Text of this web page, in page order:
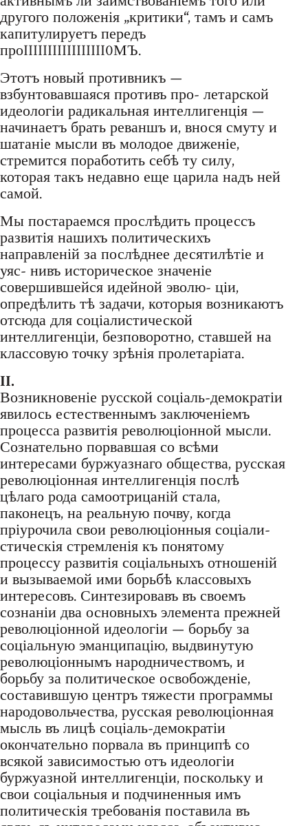
другого положенія „критики“, тамъ и самъ
капитулируетъ передъ
проIIIIIIIIIIIIIIIII0МЪ.
Этотъ новый противникъ —
взбунтовавшаяся противъ про- летарской
идеологіи радикальная интеллигенція —
начинаетъ брать реваншъ и, внося смуту и
шатаніе мысли въ молодое движеніе,
стремится поработить себѣ ту силу,
которая такъ недавно еще царила надъ ней
самой.
Мы постараемся прослѣдить процессъ
развитія нашихъ политическихъ
направленій за послѣднее десятилѣтіе и
уяс- нивъ историческое значеніе
совершившейся идейной эволю- ціи,
опредѣлить тѣ задачи, которыя возникаютъ
отсюда для соціалистической
интеллигенціи, безповоротно, ставшей на
классовую точку зрѣнія пролетаріата.
II.
Возникновеніе русской соціаль-демократіи
явилось естественнымъ заключеніемъ
процесса развитія революціонной мысли.
Сознательно порвавшая со всѣми
интересами буржуазнаго общества, русская
революціонная интеллигенція послѣ
цѣлаго рода самоотрицаній стала,
паконецъ, на реальную почву, когда
пріурочила свои революціонныя соціали-
стическія стремленія къ понятому
процессу развитія соціальныхъ отношеній
и вызываемой ими борьбѣ классовыхъ
интересовъ. Синтезировавъ въ своемъ
сознаніи два основныхъ элемента прежней
революціонной идеологіи — борьбу за
соціальную эманципацію, выдвинутую
революціоннымъ народничествомъ, и
борьбу за политическое освобожденіе,
составившую центръ тяжести программы
народовольчества, русская революціонная
мысль въ лицѣ соціаль-демократіи
окончательно порвала въ принципѣ со
всякой зависимостью отъ идеологіи
буржуазной интеллигенціи, поскольку и
свои соціальныя и подчиненныя имъ
политическія требованія поставила въ